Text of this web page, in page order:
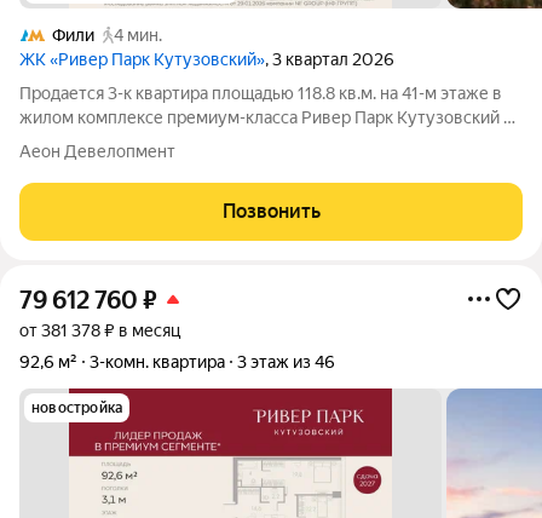
Фили
4 мин.
ЖК «Ривер Парк Кутузовский», 3 квартал 2026
Продается 3-к квартира площадью 118.8 кв.м. на 41-м этаже в
жилом комплексе премиум-класса Ривер Парк Кутузовский в
Башне Изумруд Премиальный жилой комплекс Ривер Парк
Кутузовский строится в одном из самых престижных районов
столицы Дорогомилово, на
Аеон Девелопмент
Позвонить
79 612 760 ₽
от 381 378 ₽ в месяц
92,6 м²
3-комн. квартира 3 этаж из 46
новостройка